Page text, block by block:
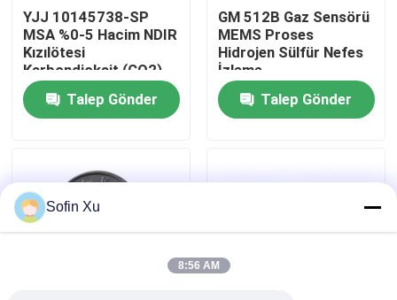
Fabrika turu
Kalite Kontrolü
Bizimle İletişim
Haberler
Oksijen Gaz Sensörü
YJJ 10145738-SP
MSA %0-5 Hacim NDIR
Kızılötesi
Karbondioksit (CO2)
Sensörü, Endüstriyel
Güvenlik İçin Koruyucu
Kitli
Talep Gönder
GM 512B Gaz Sensörü
MEMS Proses
Hidrojen Sülfür Nefes
İzleme
Talep Gönder
Sofin Xu
8:56 AM